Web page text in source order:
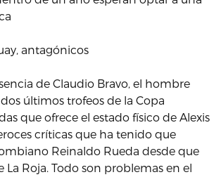
antagónicos
de Claudio Bravo, el hombre
últimos trofeos de la Copa
que ofrece el estado físico de Alexis
críticas que ha tenido que
Reinaldo Rueda desde que
La Roja. Todo son problemas en el